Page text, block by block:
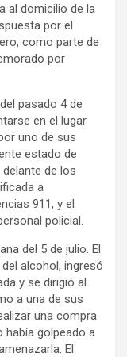
al domicilio de la
por el
como parte de
por
pasado 4 de
en el lugar
uno de sus
estado de
de los
a
911, y el
policial.
del 5 de julio. El
alcohol, ingresó
y se dirigió al
a una de sus
una compra
había golpeado a
El